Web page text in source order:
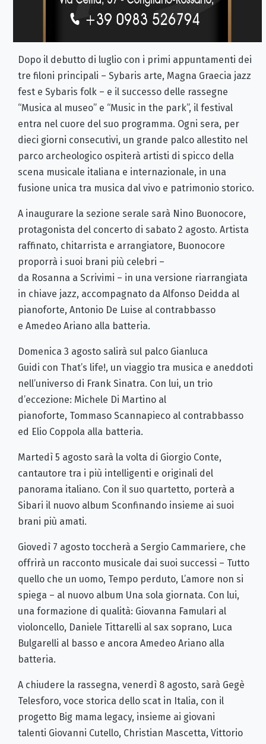
Dopo il debutto di luglio con i primi appuntamenti dei
tre filoni principali – Sybaris arte, Magna Graecia jazz
fest e Sybaris folk – e il successo delle rassegne
“Musica al museo” e “Music in the park”, il festival
entra nel cuore del suo programma. Ogni sera, per
dieci giorni consecutivi, un grande palco allestito nel
parco archeologico ospiterà artisti di spicco della
scena musicale italiana e internazionale, in una
fusione unica tra musica dal vivo e patrimonio storico.
A inaugurare la sezione serale sarà Nino Buonocore,
protagonista del concerto di sabato 2 agosto. Artista
raffinato, chitarrista e arrangiatore, Buonocore
proporrà i suoi brani più celebri –
da Rosanna a Scrivimi – in una versione riarrangiata
in chiave jazz, accompagnato da Alfonso Deidda al
pianoforte, Antonio De Luise al contrabbasso
e Amedeo Ariano alla batteria.
Domenica 3 agosto salirà sul palco Gianluca
Guidi con That’s life!, un viaggio tra musica e aneddoti
nell’universo di Frank Sinatra. Con lui, un trio
d’eccezione: Michele Di Martino al
pianoforte, Tommaso Scannapieco al contrabbasso
ed Elio Coppola alla batteria.
Martedì 5 agosto sarà la volta di Giorgio Conte,
cantautore tra i più intelligenti e originali del
panorama italiano. Con il suo quartetto, porterà a
Sibari il nuovo album Sconfinando insieme ai suoi
brani più amati.
Giovedì 7 agosto toccherà a Sergio Cammariere, che
offrirà un racconto musicale dai suoi successi – Tutto
quello che un uomo, Tempo perduto, L’amore non si
spiega – al nuovo album Una sola giornata. Con lui,
una formazione di qualità: Giovanna Famulari al
violoncello, Daniele Tittarelli al sax soprano, Luca
Bulgarelli al basso e ancora Amedeo Ariano alla
batteria.
A chiudere la rassegna, venerdì 8 agosto, sarà Gegè
Telesforo, voce storica dello scat in Italia, con il
progetto Big mama legacy, insieme ai giovani
talenti Giovanni Cutello, Christian Mascetta, Vittorio